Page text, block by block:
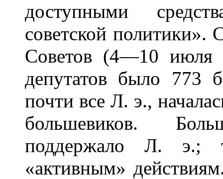
доступными
советской политики».
Советов (4—10 июля
депутатов было 773
почти все Л. э.,
большевиков.
поддержало Л. э.;
«активным»